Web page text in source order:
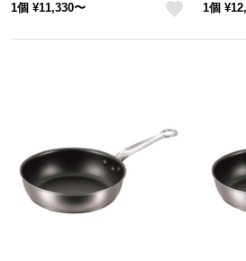
1個 ¥11,330〜 1個